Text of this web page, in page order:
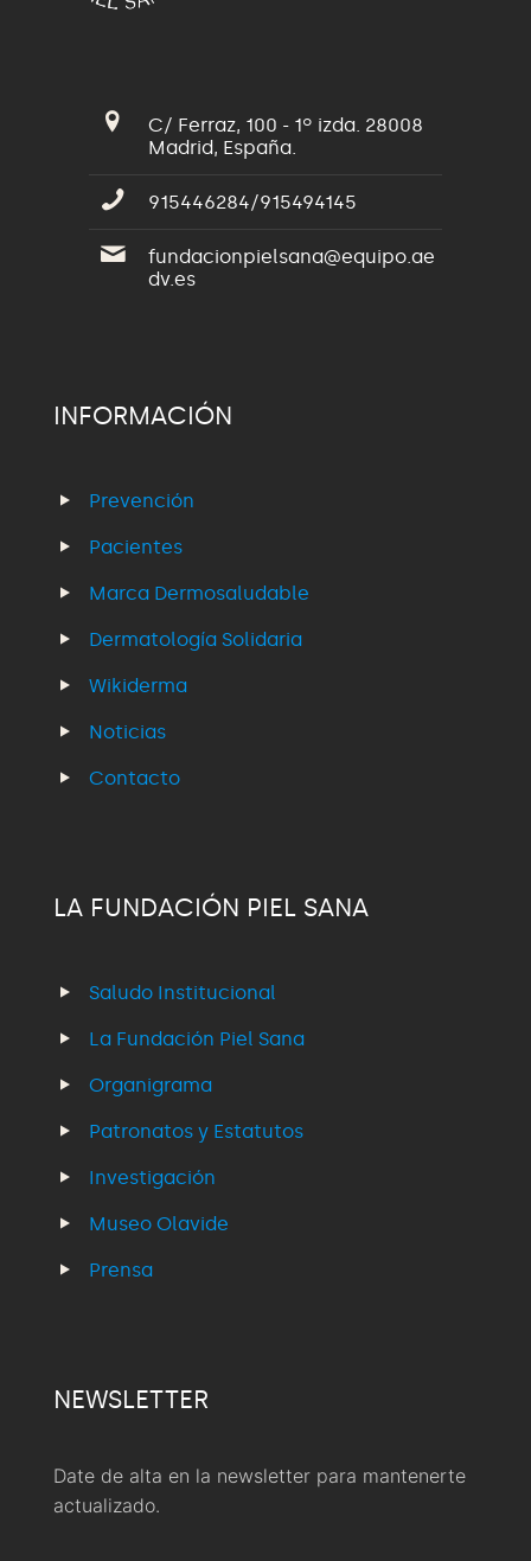
C/ Ferraz, 100 - 1º izda. 28008
Madrid, España.
915446284/915494145
fundacionpielsana@equipo.ae
dv.es
INFORMACIÓN
Prevención
Pacientes
Marca Dermosaludable
Dermatología Solidaria
Wikiderma
Noticias
Contacto
LA FUNDACIÓN PIEL SANA
Saludo Institucional
La Fundación Piel Sana
Organigrama
Patronatos y Estatutos
Investigación
Museo Olavide
Prensa
NEWSLETTER
Date de alta en la newsletter para mantenerte
actualizado.